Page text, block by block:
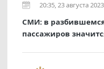
20:35, 23 августа 2023
СМИ: в
пассажиров